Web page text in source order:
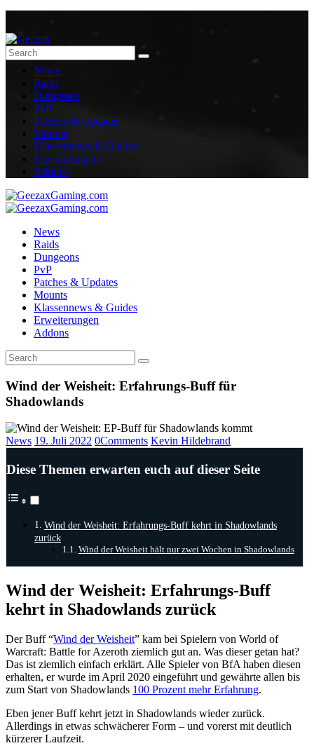
News
Raids
Dungeons
PvP
Patches & Updates
Mounts
Klassennews & Guides
Erweiterungen
Addons
News
Raids
Dungeons
PvP
Patches & Updates
Mounts
Klassennews & Guides
Erweiterungen
Addons
Wind der Weisheit: Erfahrungs-Buff für
Shadowlands
News 19. Juli 2022 0Comments Kevin Hildebrand
Diese Themen erwarten euch auf dieser Seite
Wind der Weisheit: Erfahrungs-Buff kehrt in Shadowlands
zurück
Wind der Weisheit hält nur zwei Wochen in Shadowlands
Wind der Weisheit: Erfahrungs-Buff
kehrt in Shadowlands zurück
Der Buff “Wind der Weisheit” kam bei Spielern von World of
Warcraft: Battle for Azeroth ziemlich gut an. Was dieser getan hat?
Das ist ziemlich einfach erklärt. Alle Spieler von BfA haben diesen
erhalten, er wurde im April 2020 eingeführt und gewährte allen bis
zum Start von Shadowlands 100 Prozent mehr Erfahrung.
Eben jener Buff kehrt jetzt in Shadowlands wieder zurück.
Allerdings in etwas schwächerer Form – und vorerst mit deutlich
kürzerer Laufzeit.